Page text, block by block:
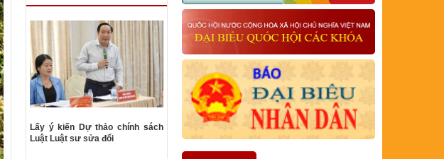
Lấy ý kiến Dự thảo chính sách
Luật Luật sư sửa đổi